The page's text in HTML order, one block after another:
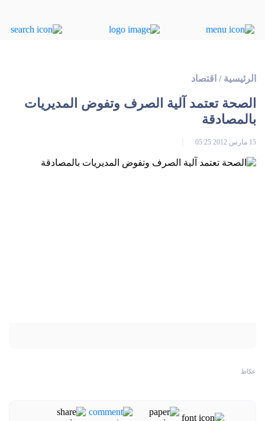
الرئيسية / اقتصاد
الصحة تعتمد آلية الصرف وتفوض المديريات
بالمصادقة
15 مارس 2012 05:25
عكاظ